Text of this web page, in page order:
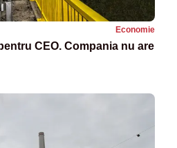
Economie
CEO. Compania nu are